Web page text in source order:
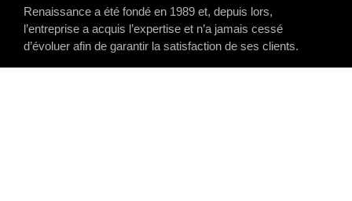
Renaissance a été fondé en 1989 et, depuis lors,
l’entreprise a acquis l’expertise et n’a jamais cessé
d’évoluer afin de garantir la satisfaction de ses clients.